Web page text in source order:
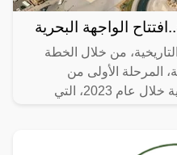
الواجهة البحرية
من خلال الخطة
المرحلة الأولى من
مشروع تطوير الواجهة البحرية خلال عام 2023، التي